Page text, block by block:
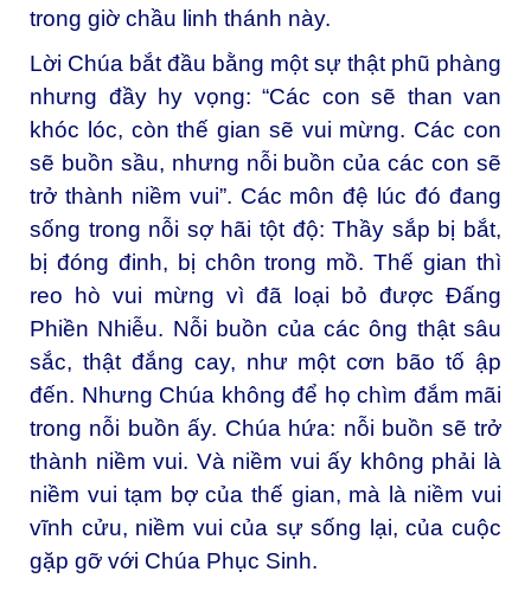
trong giờ chầu linh thánh này.
Lời Chúa bắt đầu bằng một sự thật phũ phàng
nhưng đầy hy vọng: “Các con sẽ than van
khóc lóc, còn thế gian sẽ vui mừng. Các con
sẽ buồn sầu, nhưng nỗi buồn của các con sẽ
trở thành niềm vui”. Các môn đệ lúc đó đang
sống trong nỗi sợ hãi tột độ: Thầy sắp bị bắt,
bị đóng đinh, bị chôn trong mồ. Thế gian thì
reo hò vui mừng vì đã loại bỏ được Đấng
Phiền Nhiễu. Nỗi buồn của các ông thật sâu
sắc, thật đắng cay, như một cơn bão tố ập
đến. Nhưng Chúa không để họ chìm đắm mãi
trong nỗi buồn ấy. Chúa hứa: nỗi buồn sẽ trở
thành niềm vui. Và niềm vui ấy không phải là
niềm vui tạm bợ của thế gian, mà là niềm vui
vĩnh cửu, niềm vui của sự sống lại, của cuộc
gặp gỡ với Chúa Phục Sinh.